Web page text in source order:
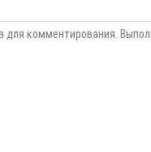
для комментирования.